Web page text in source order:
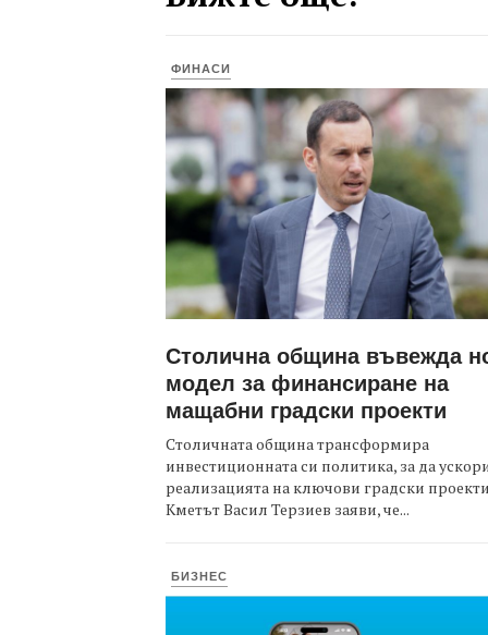
ФИНАСИ
Столична община въвежда
модел за финансиране на
мащабни градски проекти
Столичната община трансформира
инвестиционната си политика, за да
реализацията на ключови градски
Кметът Васил Терзиев заяви, че...
БИЗНЕС